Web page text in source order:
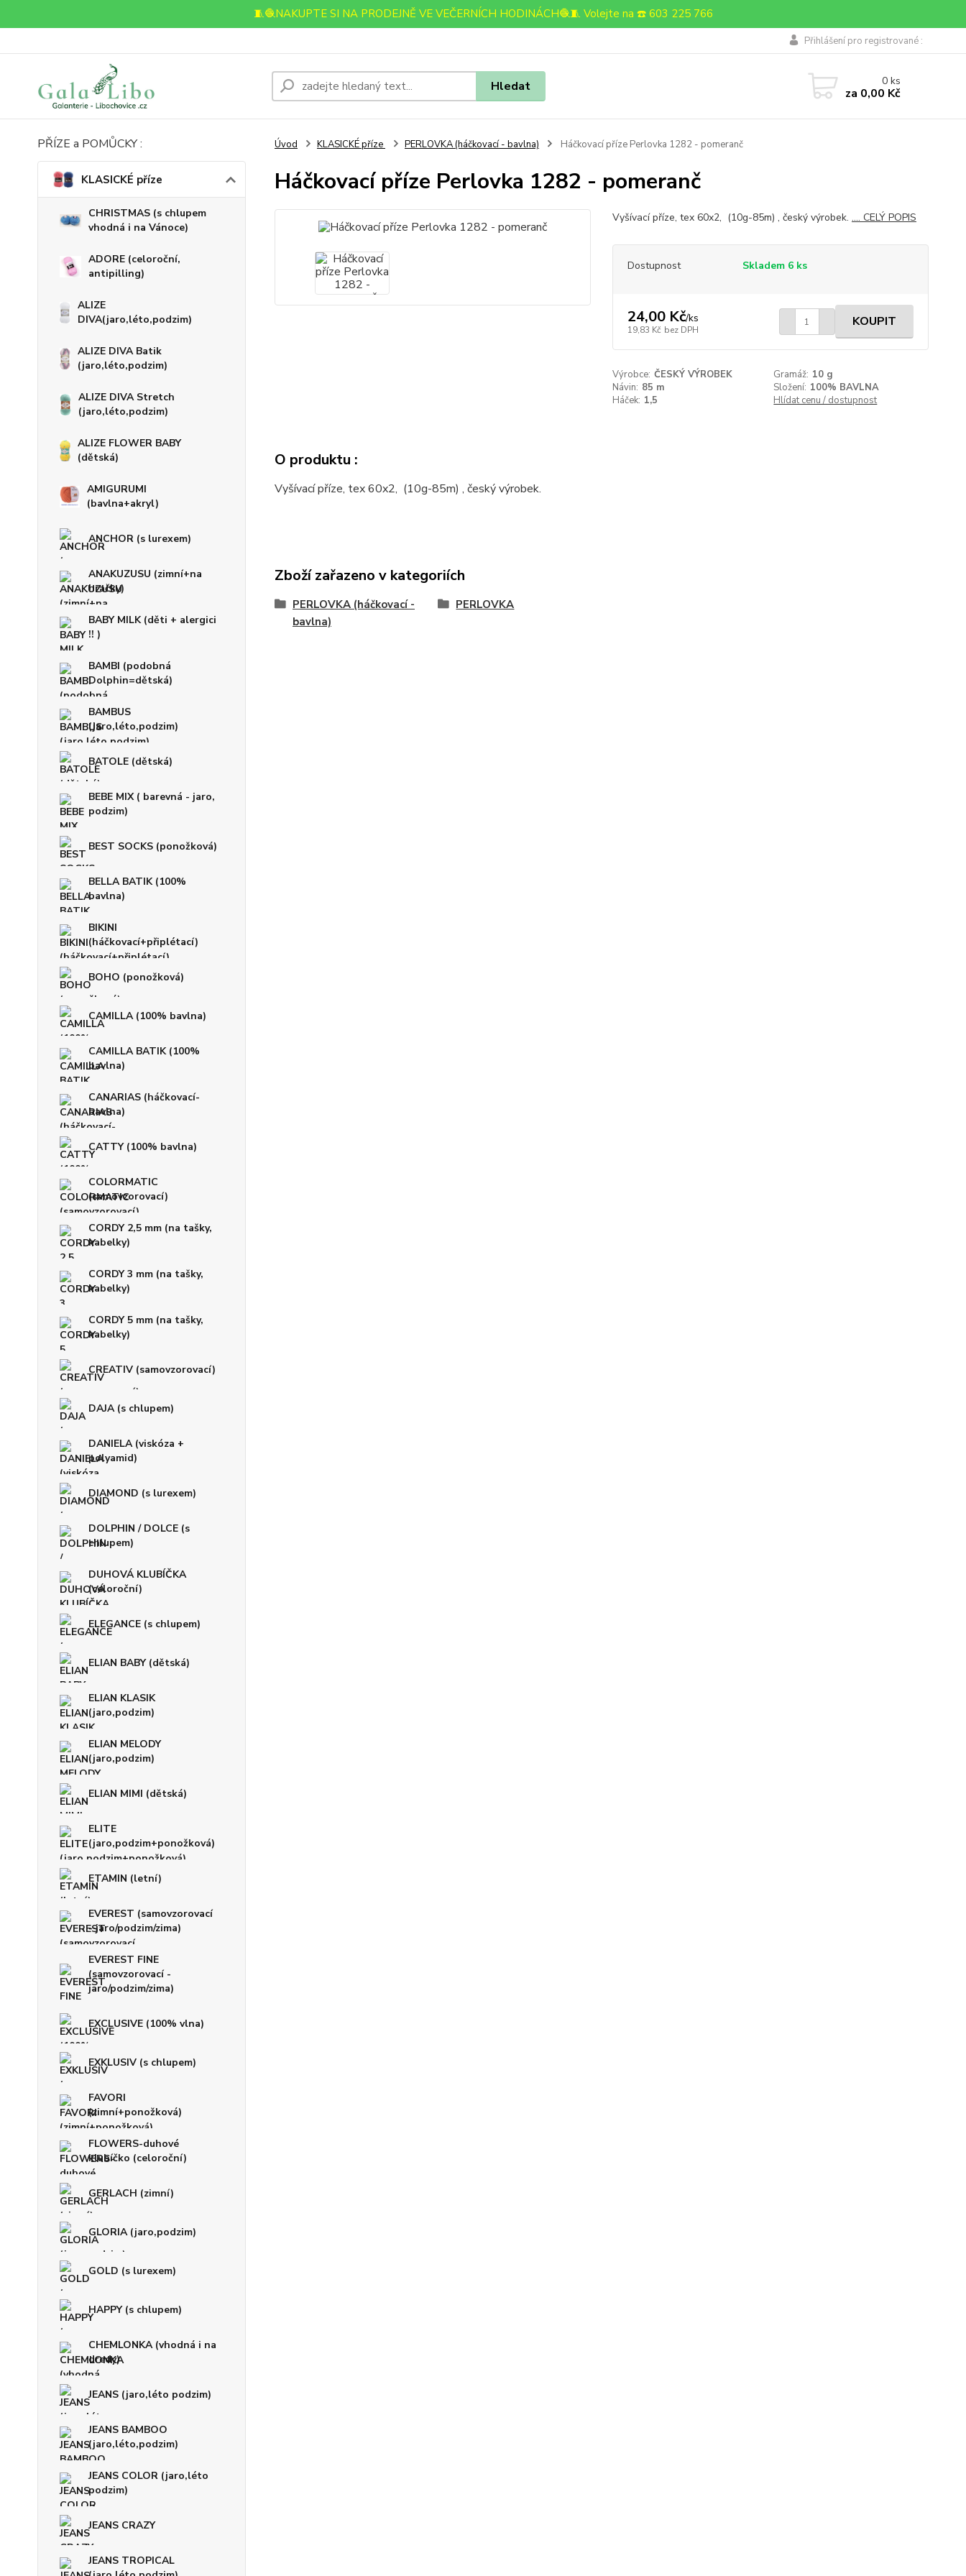
🧵🧶NAKUPTE SI NA PRODEJNĚ VE VEČERNÍCH HODINÁCH🧶🧵 Volejte na ☎️ 603 225 766
Přihlášení pro registrované :
Hledat 0ks
za 0,00 Kč
PŘÍZE a POMŮCKY :
KLASICKÉ příze
CHRISTMAS (s chlupem
vhodná i na Vánoce)
ADORE (celoroční,
antipilling)
ALIZE
DIVA(jaro,léto,podzim)
ALIZE DIVA Batik
(jaro,léto,podzim)
ALIZE DIVA Stretch
(jaro,léto,podzim)
ALIZE FLOWER BABY
(dětská)
AMIGURUMI
(bavlna+akryl)
ANCHOR (s lurexem)
ANAKUZUSU (zimní+na
hračky)
BABY MILK (děti + alergici
!! )
BAMBI (podobná
Dolphin=dětská)
BAMBUS
(jaro,léto,podzim)
BATOLE (dětská)
BEBE MIX ( barevná - jaro,
podzim)
BEST SOCKS (ponožková)
BELLA BATIK (100%
bavlna)
BIKINI
(háčkovací+připlétací)
BOHO (ponožková)
CAMILLA (100% bavlna)
CAMILLA BATIK (100%
bavlna)
CANARIAS (háčkovací-
bavlna)
CATTY (100% bavlna)
COLORMATIC
(samovzorovací)
CORDY 2,5 mm (na tašky,
kabelky)
CORDY 3 mm (na tašky,
kabelky)
CORDY 5 mm (na tašky,
kabelky)
CREATIV (samovzorovací)
DAJA (s chlupem)
DANIELA (viskóza +
polyamid)
DIAMOND (s lurexem)
DOLPHIN / DOLCE (s
chlupem)
DUHOVÁ KLUBÍČKA
(celoroční)
ELEGANCE (s chlupem)
ELIAN BABY (dětská)
ELIAN KLASIK
(jaro,podzim)
ELIAN MELODY
(jaro,podzim)
ELIAN MIMI (dětská)
ELITE
(jaro,podzim+ponožková)
ETAMIN (letní)
EVEREST (samovzorovací
- jaro/podzim/zima)
EVEREST FINE
(samovzorovací -
jaro/podzim/zima)
EXCLUSIVE (100% vlna)
EXKLUSIV (s chlupem)
FAVORI
(zimní+ponožková)
FLOWERS-duhové
klubíčko (celoroční)
GERLACH (zimní)
GLORIA (jaro,podzim)
GOLD (s lurexem)
HAPPY (s chlupem)
CHEMLONKA (vhodná i na
dredy)
JEANS (jaro,léto podzim)
JEANS BAMBOO
(jaro,léto,podzim)
JEANS COLOR (jaro,léto
podzim)
JEANS CRAZY
JEANS TROPICAL
Úvod KLASICKÉ příze PERLOVKA (háčkovací - bavlna) Háčkovací příze Perlovka 1282 - pomeranč
Háčkovací příze Perlovka 1282 - pomeranč
Vyšívací příze, tex 60x2, (10g-85m) , český výrobek. .... CELÝ POPIS
Dostupnost Skladem 6 ks
24,00 Kč/ks
19,83 Kč bez DPH
KOUPIT
Výrobce: ČESKÝ VÝROBEK Gramáž: 10 g
Návin: 85 m Složení: 100% BAVLNA
Háček: 1,5 Hlídat cenu / dostupnost
O produktu :
Vyšívací příze, tex 60x2, (10g-85m) , český výrobek.
Zboží zařazeno v kategoriích
PERLOVKA (háčkovací -
bavlna)
PERLOVKA